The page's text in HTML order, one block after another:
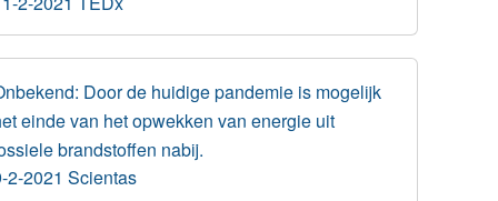
Door de huidige pandemie is mogelijk
einde van het opwekken van energie uit
brandstoffen nabij.
2-2021 Scientas